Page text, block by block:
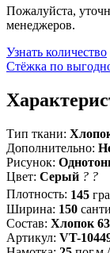
Пожалуйста,
менеджеров.
Узнать количество
Стёжка по
Тип ткани:
Дополнительно:
Рисунок:
Цвет: Серый ? ?
Плотность: 145
Ширина: 150
Состав: Хлопок
Артикул: VT-